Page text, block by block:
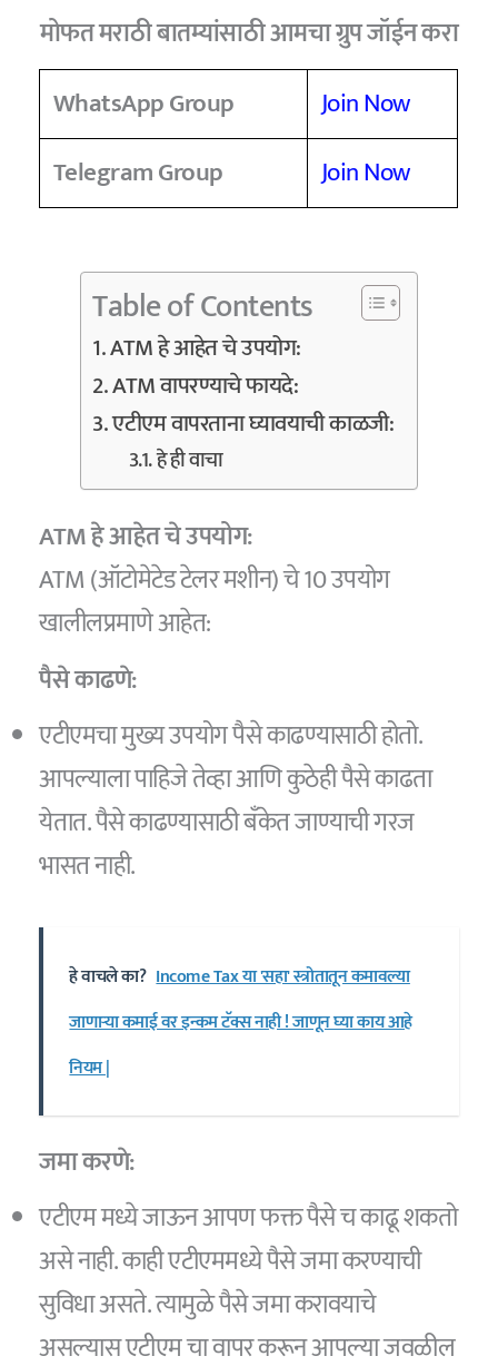
मोफत मराठी बातम्यांसाठी आमचा ग्रुप जॉईन करा
WhatsApp Group
Join Now
Telegram Group
Join Now
Table of Contents
ATM हे आहेत चे उपयोग:
ATM वापरण्याचे फायदे:
एटीएम वापरताना घ्यावयाची काळजी:
हे ही वाचा
ATM हे आहेत चे उपयोग:
ATM (ऑटोमेटेड टेलर मशीन) चे 10 उपयोग
खालीलप्रमाणे आहेत:
पैसे काढणे:
एटीएमचा मुख्य उपयोग पैसे काढण्यासाठी होतो.
आपल्याला पाहिजे तेव्हा आणि कुठेही पैसे काढता
येतात. पैसे काढण्यासाठी बँकेत जाण्याची गरज
भासत नाही.
हे वाचले का? Income Tax या 'सहा' स्त्रोतातून कमावल्या
जाणाऱ्या कमाई वर इन्कम टॅक्स नाही ! जाणून घ्या काय आहे
नियम |
जमा करणे:
एटीएम मध्ये जाऊन आपण फक्त पैसे च काढू शकतो
असे नाही. काही एटीएममध्ये पैसे जमा करण्याची
सुविधा असते. त्यामुळे पैसे जमा करावयाचे
असल्यास एटीएम चा वापर करून आपल्या जवळील